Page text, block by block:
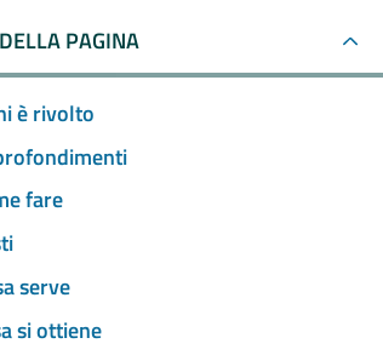
PAGINA
è rivolto
fare
serve
si ottiene